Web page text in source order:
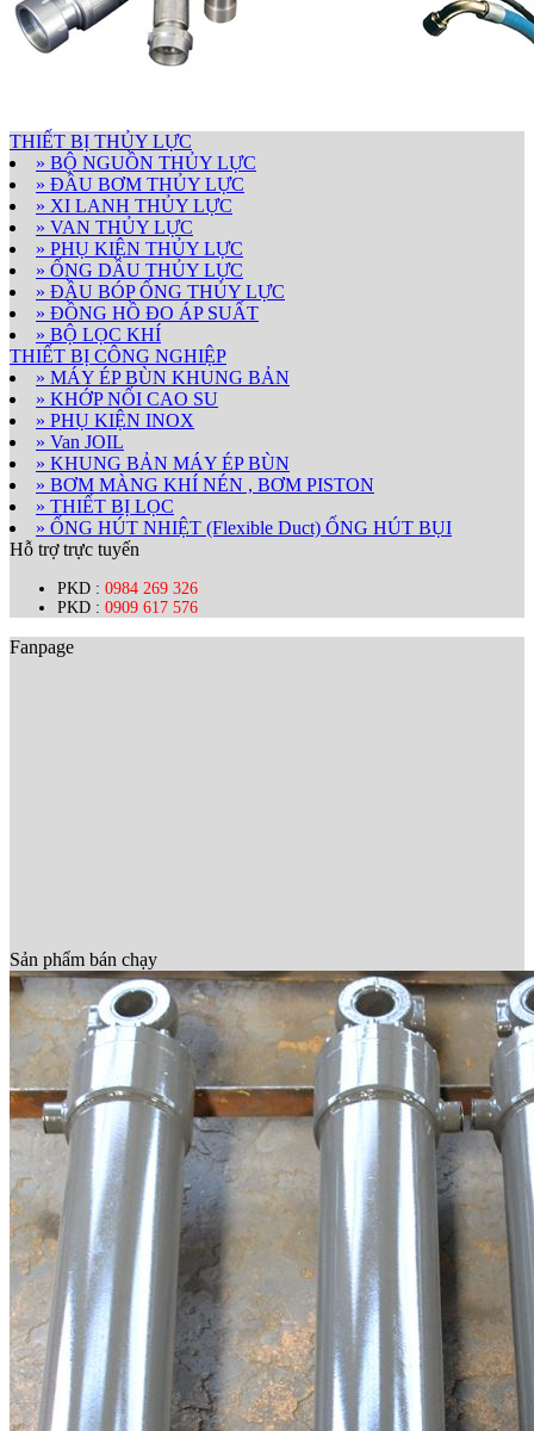
THIẾT BỊ THỦY LỰC
» BỘ NGUỒN THỦY LỰC
» ĐẦU BƠM THỦY LỰC
» XI LANH THỦY LỰC
» VAN THỦY LỰC
» PHỤ KIỆN THỦY LỰC
» ỐNG DẦU THỦY LỰC
» ĐẦU BÓP ỐNG THỦY LỰC
» ĐỒNG HỒ ĐO ÁP SUẤT
» BỘ LỌC KHÍ
THIẾT BỊ CÔNG NGHIỆP
» MÁY ÉP BÙN KHUNG BẢN
» KHỚP NỐI CAO SU
» PHỤ KIỆN INOX
» Van JOIL
» KHUNG BẢN MÁY ÉP BÙN
» BƠM MÀNG KHÍ NÉN , BƠM PISTON
» THIẾT BỊ LỌC
» ỐNG HÚT NHIỆT (Flexible Duct) ỐNG HÚT BỤI
Hỗ trợ trực tuyến
PKD : 0984 269 326
PKD : 0909 617 576
Fanpage
Sản phẩm bán chạy